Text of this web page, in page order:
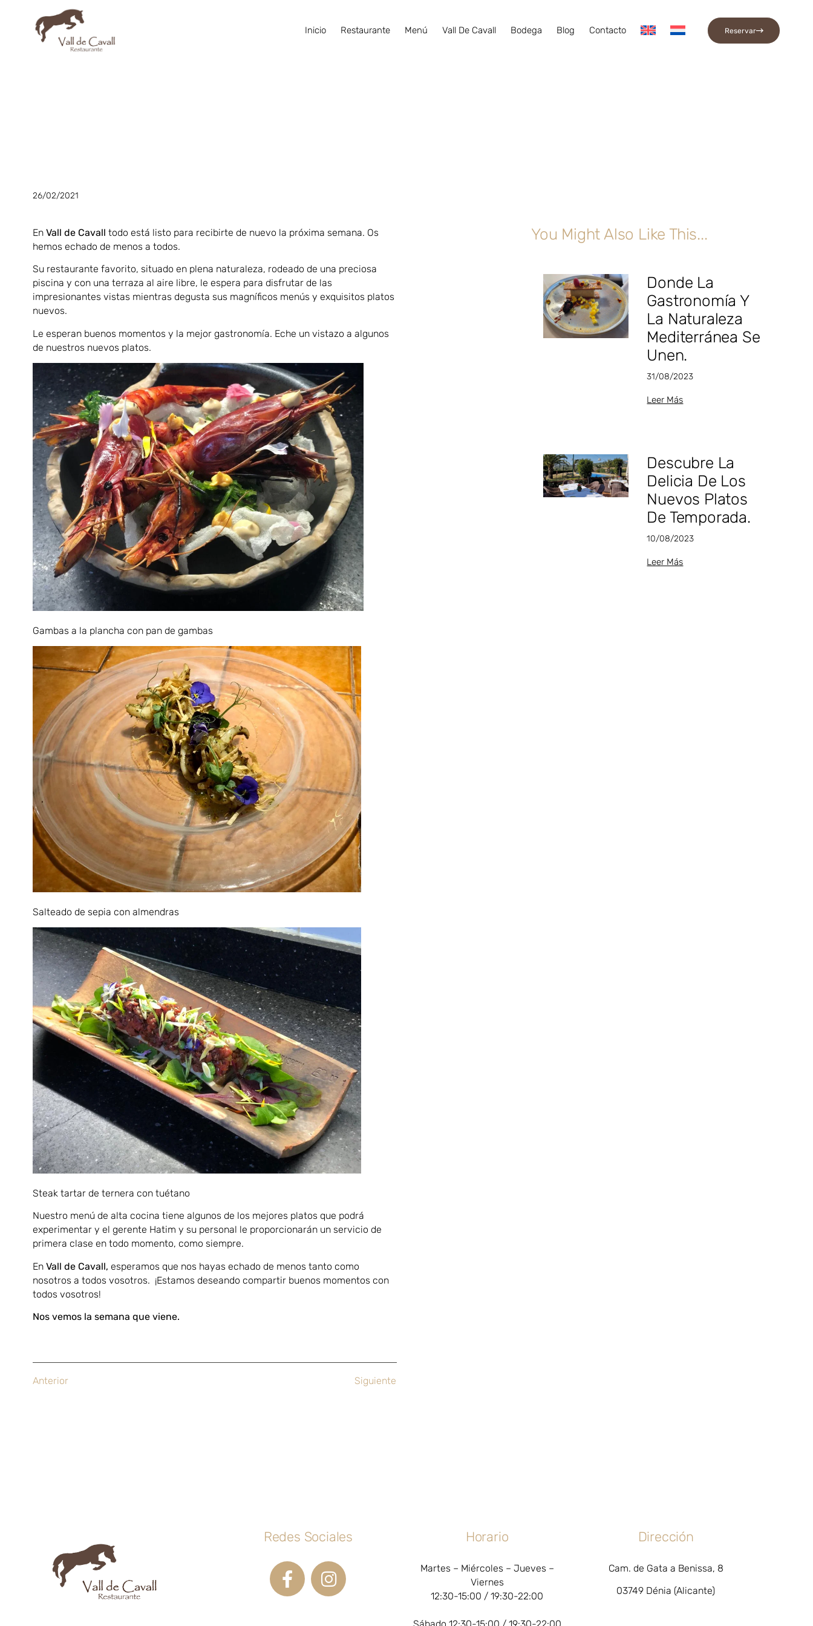
Inicio Restaurante Menú Vall De Cavall Bodega Blog Contacto Reservar
26/02/2021
En Vall de Cavall todo está listo para recibirte de nuevo la próxima semana. Os
hemos echado de menos a todos.
Su restaurante favorito, situado en plena naturaleza, rodeado de una preciosa
piscina y con una terraza al aire libre, le espera para disfrutar de las
impresionantes vistas mientras degusta sus magníficos menús y exquisitos platos
nuevos.
Le esperan buenos momentos y la mejor gastronomía. Eche un vistazo a algunos
de nuestros nuevos platos.
Gambas a la plancha con pan de gambas
Salteado de sepia con almendras
Steak tartar de ternera con tuétano
Nuestro menú de alta cocina tiene algunos de los mejores platos que podrá
experimentar y el gerente Hatim y su personal le proporcionarán un servicio de
primera clase en todo momento, como siempre.
En Vall de Cavall, esperamos que nos hayas echado de menos tanto como
nosotros a todos vosotros. ¡Estamos deseando compartir buenos momentos con
todos vosotros!
Nos vemos la semana que viene.
Anterior Siguiente
You Might Also Like This...
Donde La
Gastronomía Y
La Naturaleza
Mediterránea Se
Unen⁣.
31/08/2023
Leer Más
Descubre La
Delicia De Los
Nuevos Platos
De Temporada.⁣
10/08/2023
Leer Más
Redes Sociales Horario
Martes – Miércoles – Jueves –
Viernes
12:30-15:00 / 19:30-22:00
Dirección
Cam. de Gata a Benissa, 8
03749 Dénia (Alicante)